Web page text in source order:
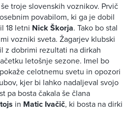
troje slovenskih voznikov. Prvič
povabilom, ki ga je dobil
18 letni Nick Škorja. Tako bo stal
vozniki sveta. Žagarjev klubski
z dobrimi rezultati na dirkah
letošnje sezone. Imel bo
celotnemu svetu in opozori
kjer bi lahko nadaljeval svojo
pa bosta čakala še člana
in Matic Ivačič, ki bosta na dirki